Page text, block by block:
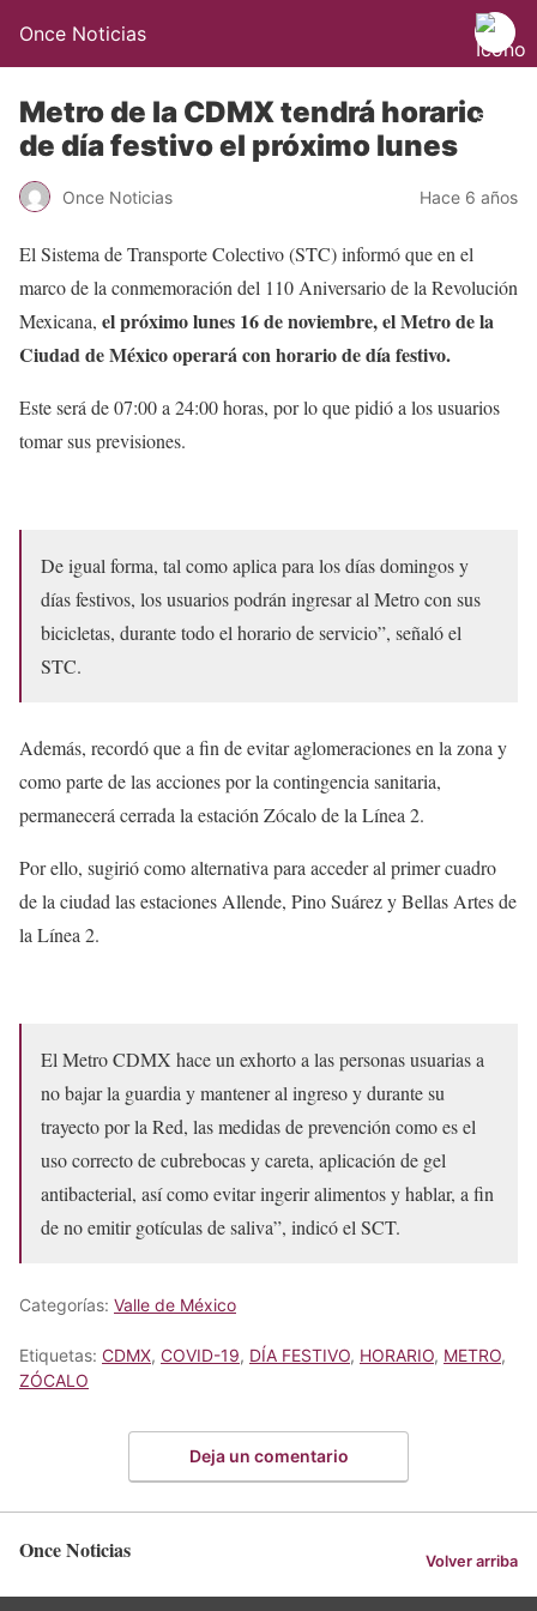
Once Noticias
Metro de la CDMX tendrá horario
de día festivo el próximo lunes
Once Noticias Hace 6 años
El Sistema de Transporte Colectivo (STC) informó que en el
marco de la conmemoración del 110 Aniversario de la Revolución
Mexicana, el próximo lunes 16 de noviembre, el Metro de la
Ciudad de México operará con horario de día festivo.
Este será de 07:00 a 24:00 horas, por lo que pidió a los usuarios
tomar sus previsiones.
De igual forma, tal como aplica para los días domingos y
días festivos, los usuarios podrán ingresar al Metro con sus
bicicletas, durante todo el horario de servicio”, señaló el
STC.
Además, recordó que a fin de evitar aglomeraciones en la zona y
como parte de las acciones por la contingencia sanitaria,
permanecerá cerrada la estación Zócalo de la Línea 2.
Por ello, sugirió como alternativa para acceder al primer cuadro
de la ciudad las estaciones Allende, Pino Suárez y Bellas Artes de
la Línea 2.
El Metro CDMX hace un exhorto a las personas usuarias a
no bajar la guardia y mantener al ingreso y durante su
trayecto por la Red, las medidas de prevención como es el
uso correcto de cubrebocas y careta, aplicación de gel
antibacterial, así como evitar ingerir alimentos y hablar, a fin
de no emitir gotículas de saliva”, indicó el SCT.
Categorías: Valle de México
Etiquetas: CDMX, COVID-19, DÍA FESTIVO, HORARIO, METRO,
ZÓCALO
Deja un comentario
Once Noticias Volver arriba